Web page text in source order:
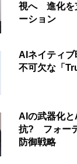
視へ 進化を
ーション
AIネイティブ
不可欠な「
AIの武器化
抗? フォー
防御戦略